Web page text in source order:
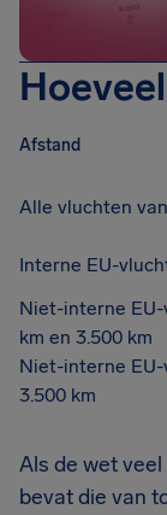
Afstand
Alle vluchten
Interne EU-
Niet-interne EU-
km en 3.500 km
Niet-interne
3.500 km
Als de wet
bevat die van